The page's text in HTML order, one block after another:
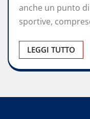
anche un punto
sportive,
LEGGI TUTTO